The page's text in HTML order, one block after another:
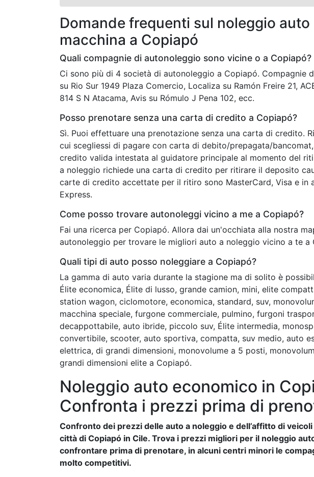
Domande frequenti sul noleggio
macchina a Copiapó
Quali compagnie di autonoleggio sono vicine o a Copiapó?
Ci sono più di 4 società di autonoleggio a Copiapó. Compagnie
su Rio Sur 1949 Plaza Comercio, Localiza su Ramón Freire 21,
814 S N Atacama, Avis su Rómulo J Pena 102, ecc.
Posso prenotare senza una carta di credito a Copiapó?
Sì. Puoi effettuare una prenotazione senza una carta di credito.
cui scegliessi di pagare con carta di debito/prepagata/
credito valida intestata al guidatore principale al momento del
a noleggio richiede una carta di credito per ritirare il deposito
carte di credito accettate per il ritiro sono MasterCard, Visa e in
Express.
Come posso trovare autonoleggi vicino a me a Copiapó?
Fai una ricerca per Copiapó. Allora dai un'occhiata alla nostra
autonoleggio per trovare le migliori auto a noleggio vicino a te a
Quali tipi di auto posso noleggiare a Copiapó?
La gamma di auto varia durante la stagione ma di solito è
Élite economica, Élite di lusso, grande camion, mini, elite
station wagon, ciclomotore, economica, standard, suv,
macchina speciale, furgone commerciale, pulmino, furgoni
decappottabile, auto ibride, piccolo suv, Élite intermedia,
convertibile, scooter, auto sportiva, compatta, suv medio, auto
elettrica, di grandi dimensioni, monovolume a 5 posti,
grandi dimensioni elite a Copiapó.
Noleggio auto economico in
Confronta i prezzi prima di
Confronto dei prezzi delle auto a noleggio e dell’affitto di
città di Copiapó in Cile. Trova i prezzi migliori per il noleggio
confrontare prima di prenotare, in alcuni centri minori le
molto competitivi.